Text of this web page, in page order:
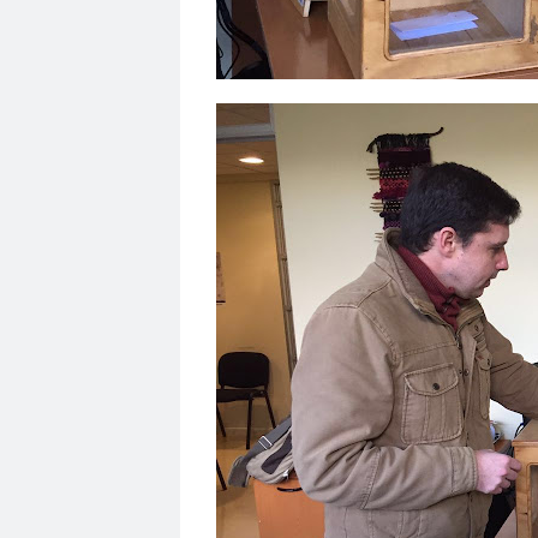
luis sepúlveda
machismo Madres de
Manuel Segundo Basualto Yáñez
Manuela
Margarita Passtene presidenta del Colegio de
maria eliana vega
Maryorie Araya Rojas
maternidad
Medios Digitales
medios neoliberales
migración Miguel Urbán Crespo
movilizaciones sociales
movimiento social
mundo.sputniknews
Municipalidad de Arica
Nicolás Candel
NO + AFP no estamos en
nueva Constitución
Nueva Cosntitución
Observatorio de datos del Periodismo y la
organismos de derechos humanos
Pablo Serey
Pacto Social país en guerra
paro
Paro Nacional Parque de la Ciudadela